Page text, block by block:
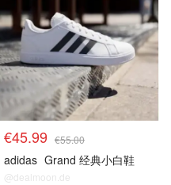
€45.99 €55.00
adidas Grand 经典小白鞋
@dealmoon.de